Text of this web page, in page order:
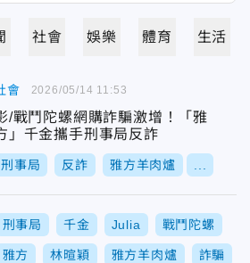
社會 娛樂 體育 生活
會
/戰鬥陀螺網購詐騙激增！「雅
」千金攜手刑事局反詐
刑事局 反詐 雅方羊肉爐
2026/05/14 11:53
刑事局 千金 Julia 戰鬥陀螺
雅方 林暄穎 雅方羊肉爐 詐騙